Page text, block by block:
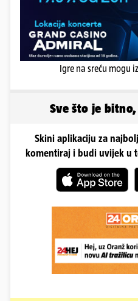
Igre na sreću mogu
Sve što je
Skini aplikaciju za
komentiraj i budi uvijek u